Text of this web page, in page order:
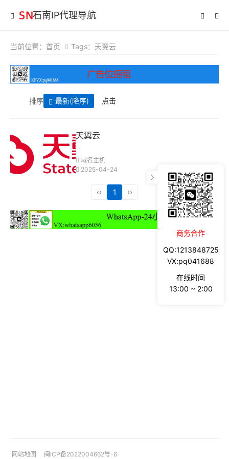
石南IP代理导航
当前位置： 首页 Tags：天翼云
排序 最新(降序) 点击
天翼云
域名主机
2025-04-24
‹‹ 1 ››
网站地图 闽ICP备2022004662号-6
商务合作
QQ:1213848725
VX:pq041688
在线时间
13:00 ~ 2:00